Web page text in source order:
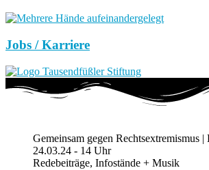
Jobs / Karriere
Gemeinsam gegen Rechtsextremismus
24.03.24 - 14 Uhr
Redebeiträge, Infostände + Musik